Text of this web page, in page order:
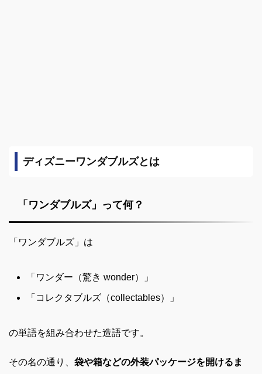
ディズニーワンダブルズとは
「ワンダブルズ」って何？
「ワンダブルズ」は
「ワンダー（驚き wonder）」
「コレクタブルズ（collectables）」
の単語を組み合わせた造語です。
その名の通り、 袋や箱などの外装パッケージを開けるま